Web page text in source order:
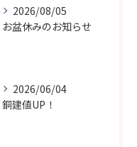
2026/08/05
お盆休みのお知らせ
2026/06/04
銅建値UP！